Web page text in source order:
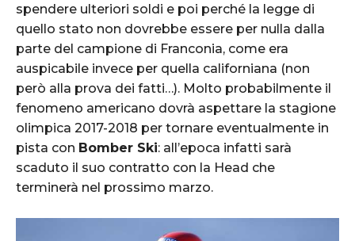
spendere ulteriori soldi e poi perché la legge di
quello stato non dovrebbe essere per nulla dalla
parte del campione di Franconia, come era
auspicabile invece per quella californiana (non
però alla prova dei fatti…). Molto probabilmente il
fenomeno americano dovrà aspettare la stagione
olimpica 2017-2018 per tornare eventualmente in
pista con Bomber Ski: all’epoca infatti sarà
scaduto il suo contratto con la Head che
terminerà nel prossimo marzo.